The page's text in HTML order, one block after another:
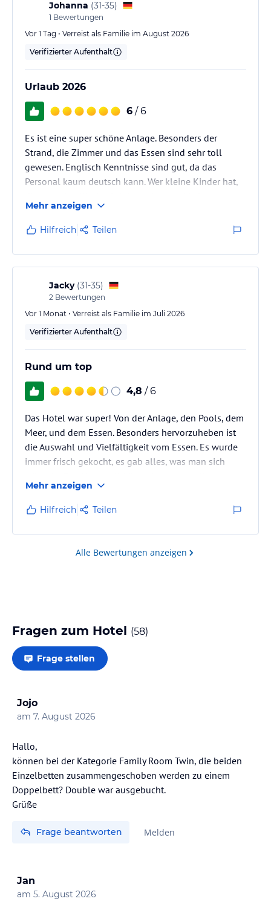
Gäste da.
Wenig aus Deutschland.Daher war alles auf Englisch.
Aus diesem Grund haben unsere Kids die Betreuung
nicht genutzt.
Johanna (31-35)
1 Bewertungen
Vor 1 Tag • Verreist als Familie im August 2026
Verifizierter Aufenthalt
Urlaub 2026
6 / 6
Es ist eine super schöne Anlage. Besonders der
Strand, die Zimmer und das Essen sind sehr toll
gewesen. Englisch Kenntnisse sind gut, da das
Personal kaum deutsch kann. Wer kleine Kinder hat,
Englisch Kenntnisse haben ist ebenfalls falsch in
dem Hotel. Leider gib es nur einen deutschen
Animateur. Die Programme sind richtig toll aber
konnten leider von unseren Kindern nicht genutzt
werden.
Mehr anzeigen
Hilfreich Teilen
Jacky (31-35)
2 Bewertungen
Vor 1 Monat • Verreist als Familie im Juli 2026
Verifizierter Aufenthalt
Rund um top
4,8 / 6
Das Hotel war super! Von der Anlage, den Pools, dem
Meer, und dem Essen. Besonders hervorzuheben ist
die Auswahl und Vielfältigkeit vom Essen. Es wurde
immer frisch gekocht, es gab alles, was man sich
Sauberkeit im Zimmer (vor allem im Bad) und das
einige Dinge extra gekostet haben.
Mehr anzeigen
Hilfreich Teilen
Alle Bewertungen anzeigen
Fragen zum Hotel (58)
Frage stellen
Jojo
am 7. August 2026
Hallo,
können bei der Kategorie Family Room Twin, die beiden
Einzelbetten zusammengeschoben werden zu einem
Doppelbett? Double war ausgebucht.
Grüße
Frage beantworten Melden
Jan
am 5. August 2026